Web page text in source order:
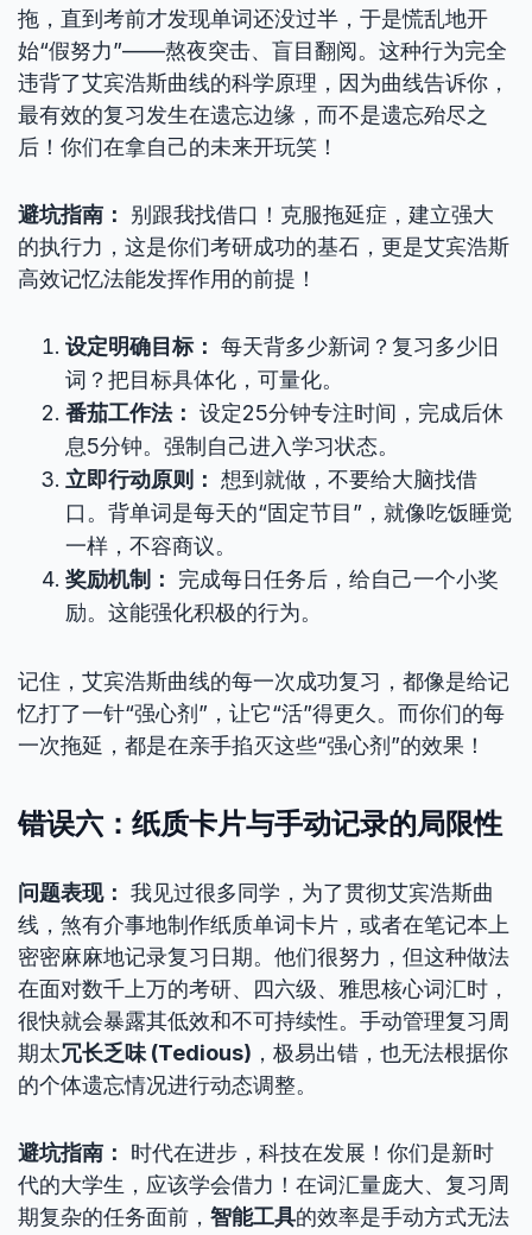
拖，直到考前才发现单词还没过半，于是慌乱地开
始“假努力”——熬夜突击、盲目翻阅。这种行为完全
违背了艾宾浩斯曲线的科学原理，因为曲线告诉你，
最有效的复习发生在遗忘边缘，而不是遗忘殆尽之
后！你们在拿自己的未来开玩笑！
避坑指南：
别跟我找借口！克服拖延症，建立强大
的执行力，这是你们考研成功的基石，更是艾宾浩斯
高效记忆法能发挥作用的前提！
设定明确目标： 每天背多少新词？复习多少旧
词？把目标具体化，可量化。
番茄工作法： 设定25分钟专注时间，完成后休
息5分钟。强制自己进入学习状态。
立即行动原则： 想到就做，不要给大脑找借
口。背单词是每天的“固定节目”，就像吃饭睡觉
一样，不容商议。
奖励机制：
完成每日任务后，给自己一个小奖
励。这能强化积极的行为。
记住，艾宾浩斯曲线的每一次成功复习，都像是给记
忆打了一针“强心剂”，让它“活”得更久。而你们的每
一次拖延，都是在亲手掐灭这些“强心剂”的效果！
错误六：纸质卡片与手动记录的局限性
问题表现： 我见过很多同学，为了贯彻艾宾浩斯曲
线，煞有介事地制作纸质单词卡片，或者在笔记本上
密密麻麻地记录复习日期。他们很努力，但这种做法
在面对数千上万的考研、四六级、雅思核心词汇时，
很快就会暴露其低效和不可持续性。手动管理复习周
期太冗长乏味 (Tedious) ，极易出错，也无法根据你
的个体遗忘情况进行动态调整。
避坑指南：
时代在进步，科技在发展！你们是新时
代的大学生，应该学会借力！在词汇量庞大、复习周
期复杂的任务面前， 智能工具的效率是手动方式无法